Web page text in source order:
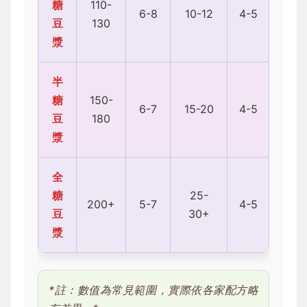
糖
豆
漿
110-
130
6-8 10-12 4-5
半
糖
豆
漿
150-
180
6-7 15-20 4-5
全
糖
豆
漿
200+ 5-7
25-
30+
4-5
*註：數值為常見範圍，實際依各家配方略